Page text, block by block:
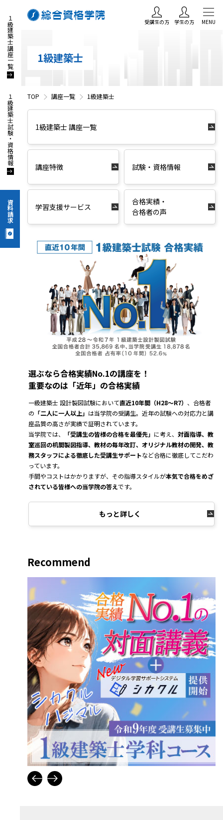
１級建築士講座一覧
１級建築士試験・資格情報
資料請求
受講生の方 学生の方 MENU
1級建築士
TOP 講座一覧 1級建築士
1級建築士 講座一覧
講座特徴 試験・資格情報
学習支援サービス
合格実績・
合格者の声
選ぶなら合格実績No.1の講座を！
重要なのは「近年」の合格実績
一級建築士 設計製図試験において直近10年間（H28～R7） 、合格者
の 「二人に一人以上」 は当学院の受講生。近年の試験への対応力と講
座品質の高さが実績で証明されています。
当学院では、
「受講生の皆様の合格を最優先」 に考え、 対面指導、教
室巡回の机間製図指導、教材の毎年改訂、オリジナル教材の開発、教
務スタッフによる徹底した受講生サポートなど合格に徹底してこだわ
っています。
手間やコストはかかりますが、その指導スタイルが本気で合格をめざ
されている皆様への当学院の答えです。
もっと詳しく
Recommend